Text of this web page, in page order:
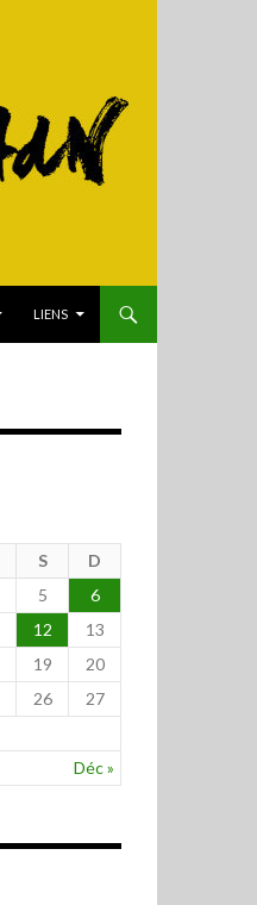
LIENS
S D
Déc »
5
6
12
13
19
20
26
27